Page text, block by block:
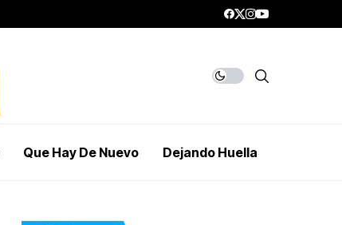
Que Hay De Nuevo Dejando Huella